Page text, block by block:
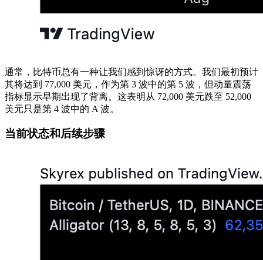
通常，比特币总有一种让我们感到惊讶的方式。我们最初预计
其将达到 77,000 美元，作为第 3 波中的第 5 波，但动量震荡
指标显示早期出现了背离。这表明从 72,000 美元跌至 52,000
美元只是第 4 波中的 A 波。
当前状态和后续步骤